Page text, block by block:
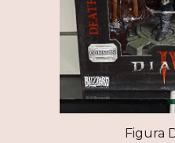
Figura